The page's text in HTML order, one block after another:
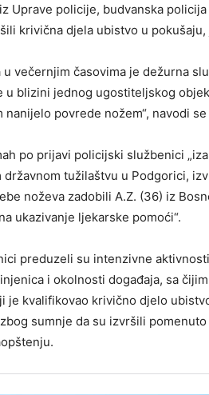
Uprave policije, budvanska
krivična djela ubistvo u
u večernjim časovima je dežurna
u blizini jednog ugostiteljskog
povrede nožem“, navodi
po prijavi policijski službenici
državnom tužilaštvu u Podgorici,
noževa zadobili A.Z. (36) iz
ukazivanje ljekarske pomoći“.
preduzeli su intenzivne
i okolnosti događaja, sa
je kvalifikovao krivično djelo
sumnje da su izvršili